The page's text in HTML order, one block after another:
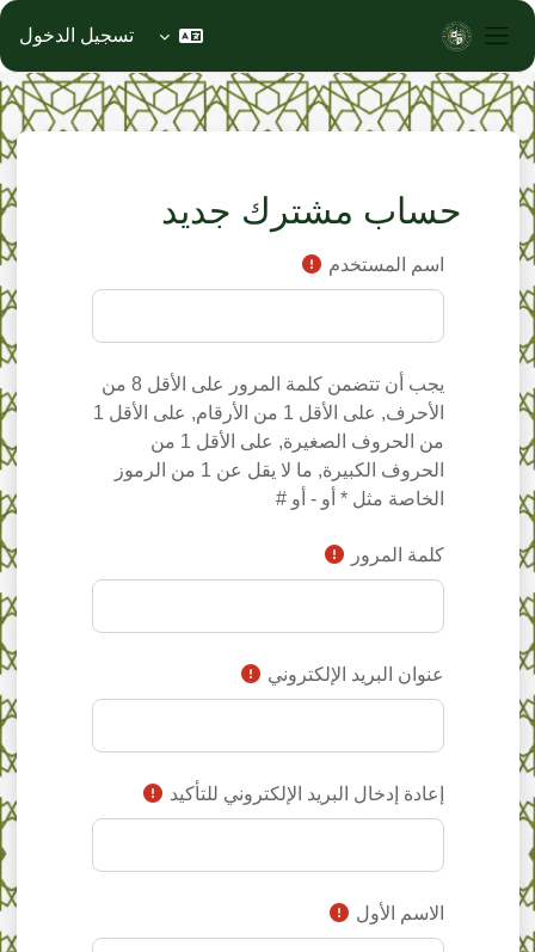
تخطى إلى المحتوى الرئيسي
واجهة جانبية
تسجيل الدخول
حساب مشترك جديد
اسم المستخدم
يجب أن تتضمن كلمة المرور على الأقل 8 من
الأحرف, على الأقل 1 من الأرقام, على الأقل 1
من الحروف الصغيرة, على الأقل 1 من
الحروف الكبيرة, ما لا يقل عن 1 من الرموز
الخاصة مثل * أو - أو #
كلمة المرور
عنوان البريد الإلكتروني
إعادة إدخال البريد الإلكتروني للتأكيد
الاسم الأول